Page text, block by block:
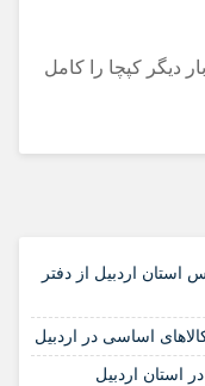
دیگر کپچا را کامل
استان اردبیل از دفتر
استان اردبیل